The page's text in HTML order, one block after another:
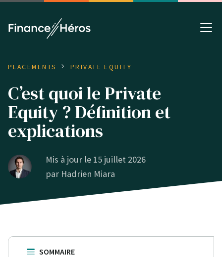
PLACEMENTS PRIVATE EQUITY
C’est quoi le Private
Equity ? Définition et
explications
Mis à jour le 15 juillet 2026
par Hadrien Miara
SOMMAIRE